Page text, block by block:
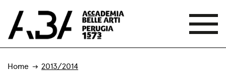
Home 2013/2014